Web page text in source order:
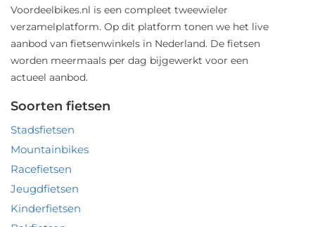
Voordeelbikes.nl is een compleet tweewieler
verzamelplatform. Op dit platform tonen we het live
aanbod van fietsenwinkels in Nederland. De fietsen
worden meermaals per dag bijgewerkt voor een
actueel aanbod.
Soorten fietsen
Stadsfietsen
Mountainbikes
Racefietsen
Jeugdfietsen
Kinderfietsen